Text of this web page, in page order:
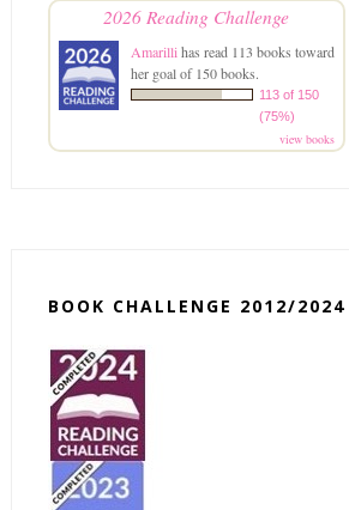
2026 Reading Challenge
Amarillihas read 113 books toward
her goal of 150 books.
113 of 150
(75%)
view books
BOOK CHALLENGE 2012/2024